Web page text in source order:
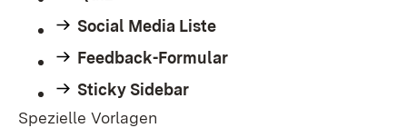
Social Media Liste
Feedback-Formular
Sticky Sidebar
Spezielle Vorlagen